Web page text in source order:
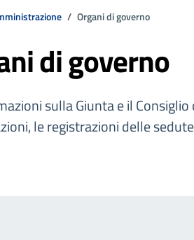
Organi di governo
di governo
sulla Giunta e il
le registrazioni delle